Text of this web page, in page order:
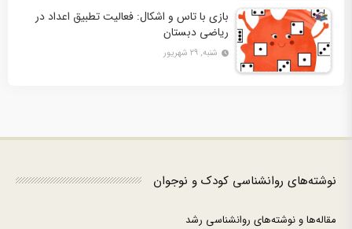
بازی با تاس و اشکال: فعالیت تطبیق اعداد در
ریاضی دبستان
شنبه, ۲۹ شهریور
نوشته‌های روانشناسی کودک و نوجوان
مقاله‌ها و نوشته‌های روانشناسی رشد